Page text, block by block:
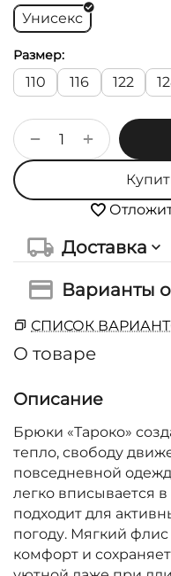
Унисекс
Размер:
110 116 122
+
−
Доставка
Варианты
СПИСОК
О товаре
Описание
Брюки «Тароко»
тепло, свободу
повседневной
легко вписывается
подходит для
погоду. Мягкий
комфорт и